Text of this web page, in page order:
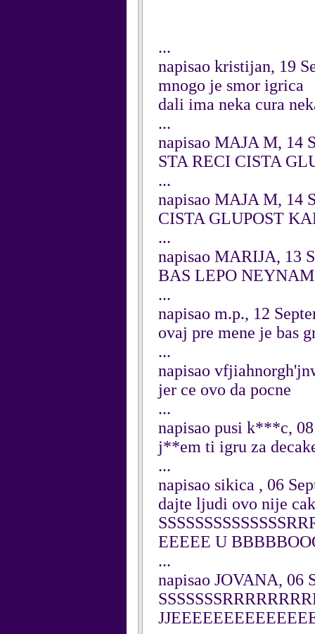
...
napisao kristijan, 19
mnogo je smor igrica
dali ima neka cura
...
napisao MAJA M, 14
STA RECI CISTA
...
napisao MAJA M, 14
CISTA GLUPOST
...
napisao MARIJA, 13
BAS LEPO
...
napisao m.p., 12
ovaj pre mene je bas
...
napisao
jer ce ovo da pocne
...
napisao pusi k***c,
j**em ti igru za
...
napisao sikica , 06
dajte ljudi ovo nije
EEEEE U
...
napisao JOVANA, 06